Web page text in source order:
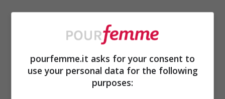
la linea ciliare superiore, poi, restituirà
l’effetto ottico di ciglia più folte. Le stesse
che valorizzate da del mascara
pourfemme.it asks for your consent to
use your personal data for the following
purposes: